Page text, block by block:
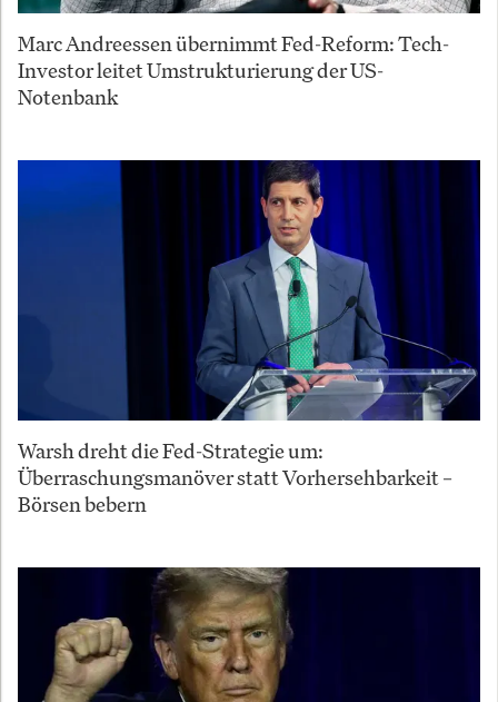
Marc Andreessen übernimmt Fed-Reform: Tech-
Investor leitet Umstrukturierung der US-
Notenbank
Warsh dreht die Fed-Strategie um:
Überraschungsmanöver statt Vorhersehbarkeit –
Börsen bebern